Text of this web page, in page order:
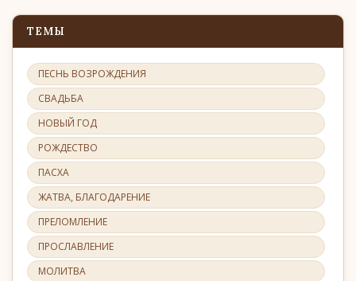
ТЕМЫ
ПЕСНЬ ВОЗРОЖДЕНИЯ
СВАДЬБА
НОВЫЙ ГОД
РОЖДЕСТВО
ПАСХА
ЖАТВА, БЛАГОДАРЕНИЕ
ПРЕЛОМЛЕНИЕ
ПРОСЛАВЛЕНИЕ
МОЛИТВА